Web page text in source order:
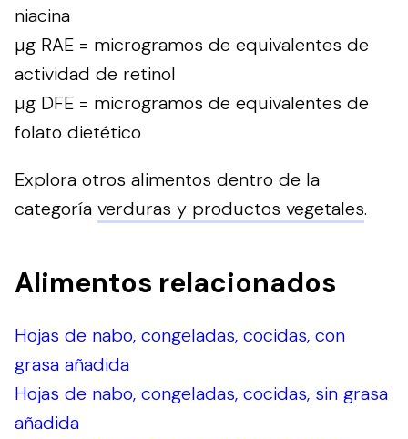
niacina
µg RAE = microgramos de equivalentes de
actividad de retinol
µg DFE = microgramos de equivalentes de
folato dietético
Explora otros alimentos dentro de la
categoría verduras y productos vegetales.
Alimentos relacionados
Hojas de nabo, congeladas, cocidas, con
grasa añadida
Hojas de nabo, congeladas, cocidas, sin grasa
añadida